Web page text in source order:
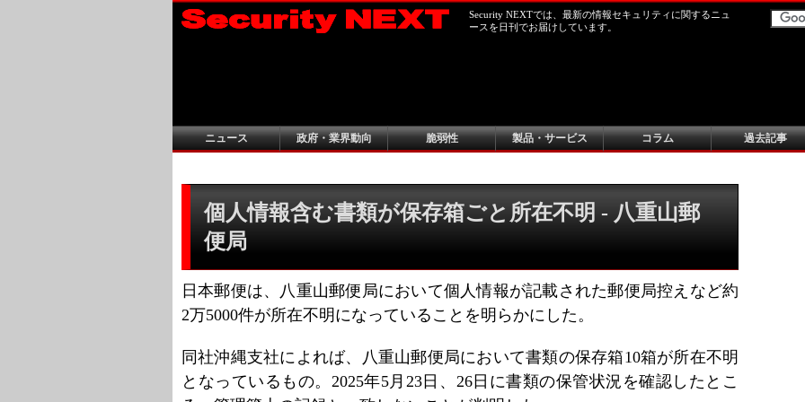
Security NEXTでは、最新の情報セキュリティに関するニュ
ースを日刊でお届けしています。
ニュース 政府・業界動向 脆弱性 製品・サービス コラム 過去記事
個人情報含む書類が保存箱ごと所在不明 - 八重山郵
便局
日本郵便は、八重山郵便局において個人情報が記載された郵便局控えなど約
2万5000件が所在不明になっていることを明らかにした。
同社沖縄支社によれば、八重山郵便局において書類の保存箱10箱が所在不明
となっているもの。2025年5月23日、26日に書類の保管状況を確認したとこ